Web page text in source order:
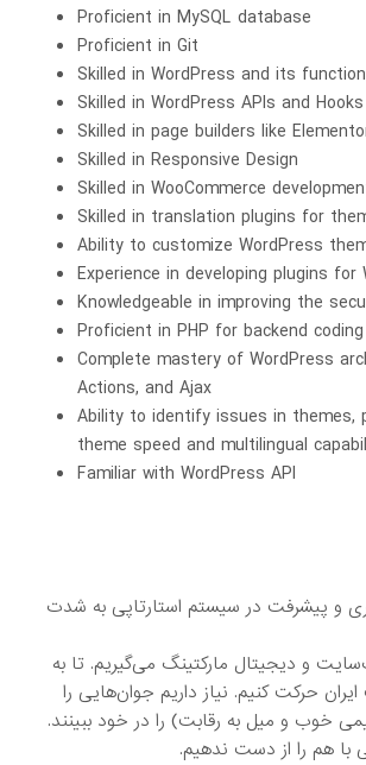
Proficient in MySQL database
Proficient in Git
Skilled in WordPress and its
Skilled in WordPress APIs and Hooks
Skilled in page builders like
Skilled in Responsive Design
Skilled in WooCommerce
Skilled in translation plugins for
Ability to customize WordPress
Experience in developing plugins for
Knowledgeable in improving the
Proficient in PHP for backend
Complete mastery of WordPress
Actions, and Ajax
Ability to identify issues in themes,
theme speed and multilingual
Familiar with WordPress API
و پیشرفت در سیستم استارتاپی به شدت
و دیجیتال مارکتینگ می‌گیریم. تا به
حرکت کنیم. نیاز داریم جوان‌هایی را
خوب و میل به رقابت) را در خود ببینند.
با هم را از دست ندهیم.